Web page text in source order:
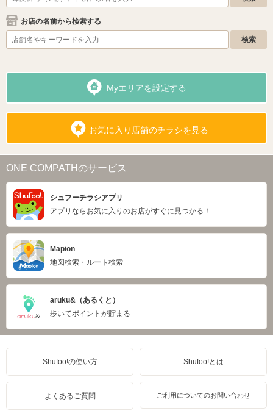
お店の名前から検索する
Myエリアを設定する
お気に入り店舗のチラシを見る
ONE COMPATHのサービス
シュフーチラシアプリ
アプリならお気に入りのお店がすぐに見つかる！
Mapion
地図検索・ルート検索
aruku&（あるくと）
歩いてポイントが貯まる
Shufoo!の使い方 Shufoo!とは
よくあるご質問 ご利用についてのお問い合わせ